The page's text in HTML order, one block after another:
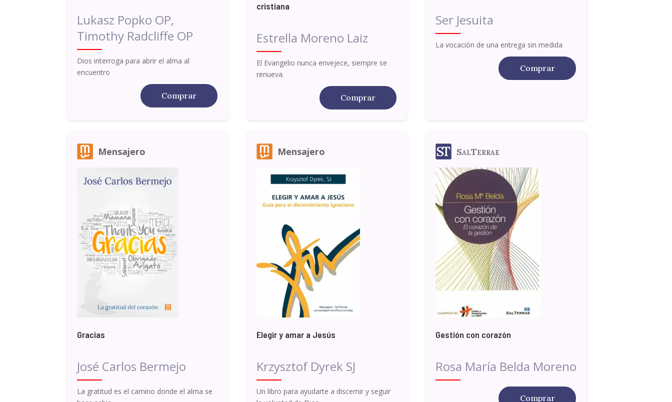
Lukasz Popko OP,
Timothy Radcliffe OP
Dios interroga para abrir el alma al
encuentro
Comprar
cristiana
Estrella Moreno Laiz
El Evangelio nunca envejece, siempre se
renueva.
Comprar
Ser Jesuita
La vocación de una entrega sin medida
Comprar
Mensajero
Gracias
José Carlos Bermejo
La gratitud es el camino donde el alma se
Mensajero
Elegir y amar a Jesús
Krzysztof Dyrek SJ
Un libro para ayudarte a discernir y seguir
SalTerrae
Gestión con corazón
Rosa María Belda Moreno
Comprar